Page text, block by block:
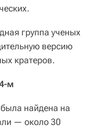
группа ученых
версию
кратеров.
м
найдена на
— около 30